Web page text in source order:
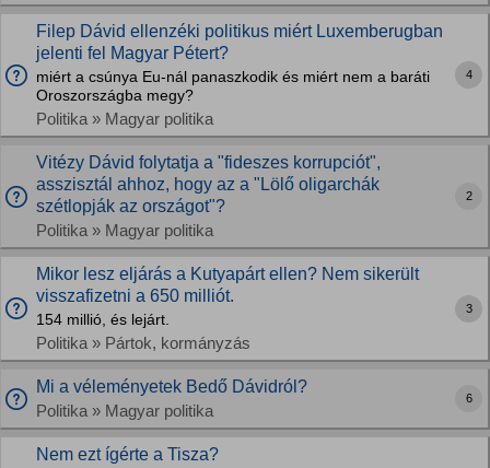
Filep Dávid ellenzéki politikus miért Luxemberugban
jelenti fel Magyar Pétert?
miért a csúnya Eu-nál panaszkodik és miért nem a baráti
Oroszországba megy?
Politika » Magyar politika
4
Vitézy Dávid folytatja a "fideszes korrupciót",
asszisztál ahhoz, hogy az a "Lölő oligarchák
szétlopják az országot"?
Politika » Magyar politika
2
Mikor lesz eljárás a Kutyapárt ellen? Nem sikerült
visszafizetni a 650 milliót.
154 millió, és lejárt.
Politika » Pártok, kormányzás
3
Mi a véleményetek Bedő Dávidról?
Politika » Magyar politika
6
Nem ezt ígérte a Tisza?